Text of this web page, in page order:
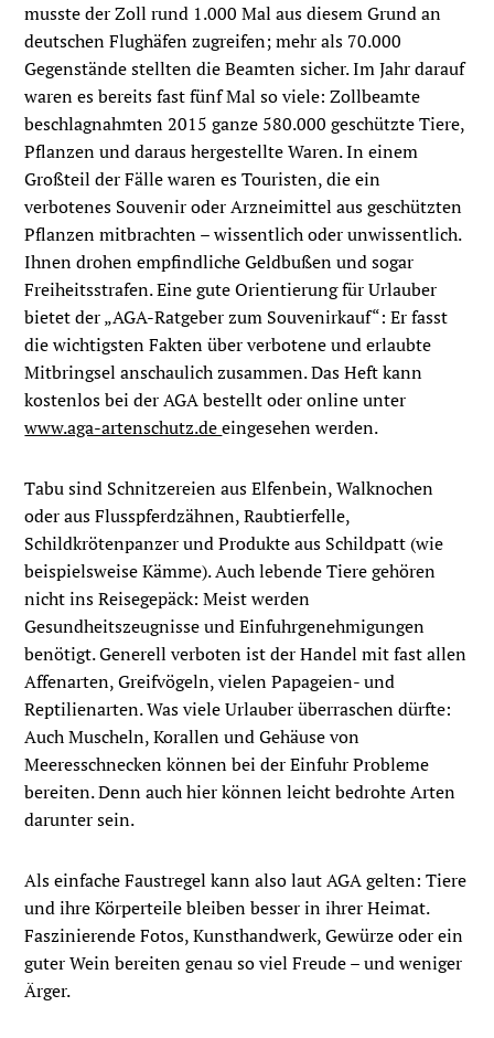
musste der Zoll rund 1.000 Mal aus diesem Grund an
deutschen Flughäfen zugreifen; mehr als 70.000
Gegenstände stellten die Beamten sicher. Im Jahr darauf
waren es bereits fast fünf Mal so viele: Zollbeamte
beschlagnahmten 2015 ganze 580.000 geschützte Tiere,
Pflanzen und daraus hergestellte Waren. In einem
Großteil der Fälle waren es Touristen, die ein
verbotenes Souvenir oder Arzneimittel aus geschützten
Pflanzen mitbrachten – wissentlich oder unwissentlich.
Ihnen drohen empfindliche Geldbußen und sogar
Freiheitsstrafen. Eine gute Orientierung für Urlauber
bietet der „AGA-Ratgeber zum Souvenirkauf“: Er fasst
die wichtigsten Fakten über verbotene und erlaubte
Mitbringsel anschaulich zusammen. Das Heft kann
kostenlos bei der AGA bestellt oder online unter
www.aga-artenschutz.deeingesehen werden.
Tabu sind Schnitzereien aus Elfenbein, Walknochen
oder aus Flusspferdzähnen, Raubtierfelle,
Schildkrötenpanzer und Produkte aus Schildpatt (wie
beispielsweise Kämme). Auch lebende Tiere gehören
nicht ins Reisegepäck: Meist werden
Gesundheitszeugnisse und Einfuhrgenehmigungen
benötigt. Generell verboten ist der Handel mit fast allen
Affenarten, Greifvögeln, vielen Papageien- und
Reptilienarten. Was viele Urlauber überraschen dürfte:
Auch Muscheln, Korallen und Gehäuse von
Meeresschnecken können bei der Einfuhr Probleme
bereiten. Denn auch hier können leicht bedrohte Arten
darunter sein.
Als einfache Faustregel kann also laut AGA gelten: Tiere
und ihre Körperteile bleiben besser in ihrer Heimat.
Faszinierende Fotos, Kunsthandwerk, Gewürze oder ein
guter Wein bereiten genau so viel Freude – und weniger
Ärger.